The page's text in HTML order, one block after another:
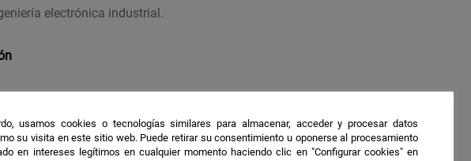
electrónica industrial.
usamos cookies o tecnologías similares para almacenar, acceder y procesar datos
su visita en este sitio web. Puede retirar su consentimiento u oponerse al procesamiento
en intereses legítimos en cualquier momento haciendo clic en "Configurar cookies" en